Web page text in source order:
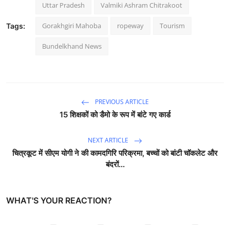
Tags:
Uttar Pradesh Valmiki Ashram Chitrakoot
Gorakhgiri Mahoba ropeway Tourism
Bundelkhand News
PREVIOUS ARTICLE
15 शिक्षकों को डैमो के रूप में बांटे गए कार्ड
NEXT ARTICLE
चित्रकूट में सीएम योगी ने की कामदगिरि परिक्रमा, बच्चों को बांटी चॉकलेट और
बंदरों...
WHAT'S YOUR REACTION?